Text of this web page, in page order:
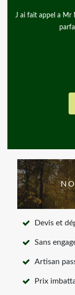
travail est
Rien à
ravis,
Devis et
Sans
Artisan
Prix